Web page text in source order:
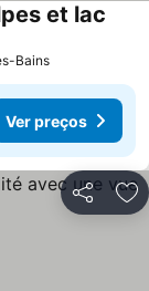
et lac
Bains
Ver preços
Partilhar